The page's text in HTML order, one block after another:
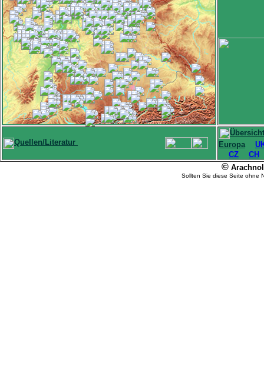
Quellen/Literatur
Übersicht
Europa
CZ
CH
©
Sollten Sie diese Seite ohne